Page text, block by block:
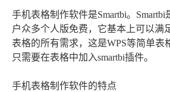
手机表格制作软件是Smartbi。
户众多个人版免费，它基本上可以满
表格的所有需求，这是WPS等简单表
只需要在表格中加入smartbi插件。
手机表格制作软件的特点